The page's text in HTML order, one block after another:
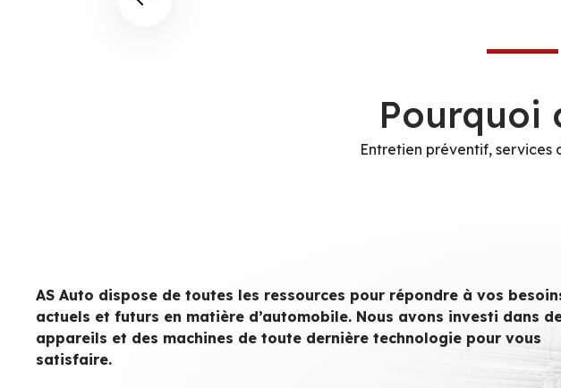
Pourquoi
Entretien préventif,
AS Auto dispose de toutes les ressources pour répondre à vos
actuels et futurs en matière d’automobile. Nous avons investi dans
appareils et des machines de toute dernière technologie pour vous
satisfaire.